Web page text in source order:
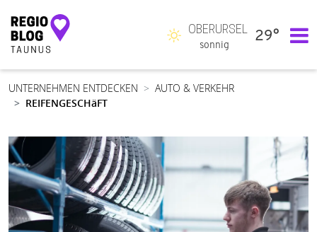
Hauptnavigation
OBERURSEL
sonnig
29°
UNTERNEHMEN ENTDECKEN
AUTO & VERKEHR
REIFENGESCHäFT